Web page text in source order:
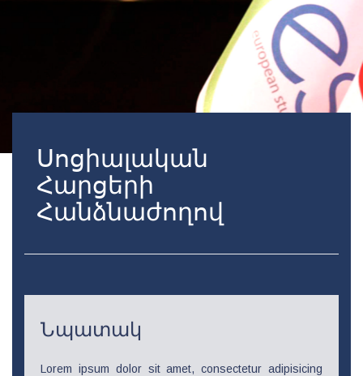
Սոցիալական
Հարցերի
Հանձնաժողով
Նպատակ
Lorem ipsum dolor sit amet, consectetur adipisicing